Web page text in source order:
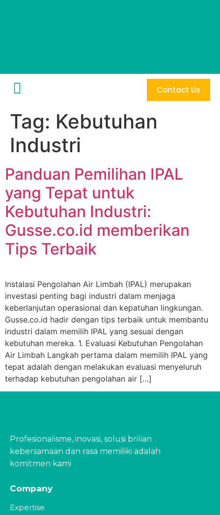
Contact Us
Tag: Kebutuhan
Industri
Panduan Pemilihan IPAL
yang Tepat untuk
Kebutuhan Industri:
Gusse.co.id memberikan
Tips Terbaik
Instalasi Pengolahan Air Limbah (IPAL) merupakan
investasi penting bagi industri dalam menjaga
keberlanjutan operasional dan kepatuhan lingkungan.
Gusse.co.id hadir dengan tips terbaik untuk membantu
industri dalam memilih IPAL yang sesuai dengan
kebutuhan mereka. 1. Evaluasi Kebutuhan Pengolahan
Air Limbah Langkah pertama dalam memilih IPAL yang
tepat adalah dengan melakukan evaluasi menyeluruh
terhadap kebutuhan pengolahan air […]
Profesionalisme, inovasi, solusi brilian
kebersamaan dan rasa memiliki adalah
komitmen kami
Company
Expertise